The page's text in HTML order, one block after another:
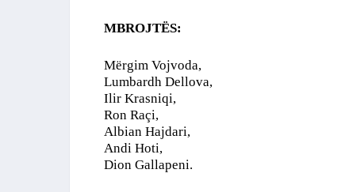
MBROJTËS:
Mërgim Vojvoda,
Lumbardh Dellova,
Ilir Krasniqi,
Ron Raçi,
Albian Hajdari,
Andi Hoti,
Dion Gallapeni.